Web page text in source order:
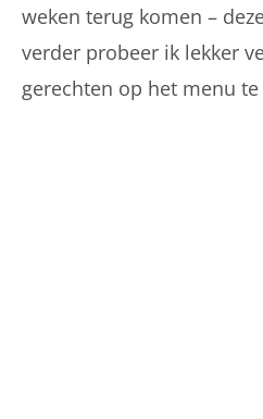
weken terug komen –
verder probeer ik lekker
gerechten op het menu te